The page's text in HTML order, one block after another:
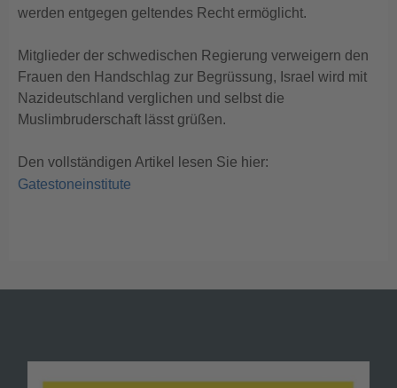
werden entgegen geltendes Recht ermöglicht.
Mitglieder der schwedischen Regierung verweigern den
Frauen den Handschlag zur Begrüssung, Israel wird mit
Nazideutschland verglichen und selbst die
Muslimbruderschaft lässt grüßen.
Den vollständigen Artikel lesen Sie hier:
Gatestoneinstitute